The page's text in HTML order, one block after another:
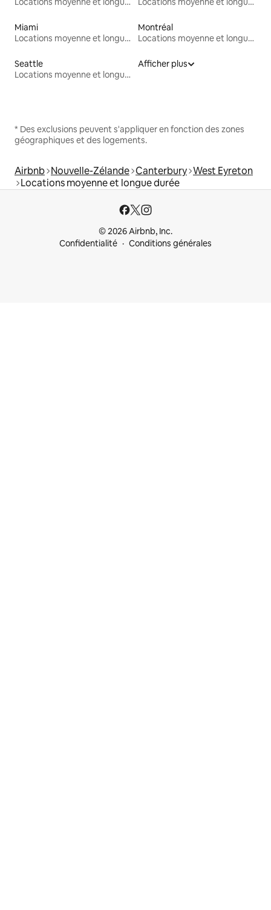
Miami
Locations moyenne et longue durée
Montréal
Locations moyenne et longue durée
Seattle
Locations moyenne et longue durée
Afficher plus
* Des exclusions peuvent s'appliquer en fonction des zones
géographiques et des logements.
Airbnb Nouvelle-Zélande Canterbury West Eyreton
Locations moyenne et longue durée
© 2026 Airbnb, Inc.
Confidentialité
Conditions générales